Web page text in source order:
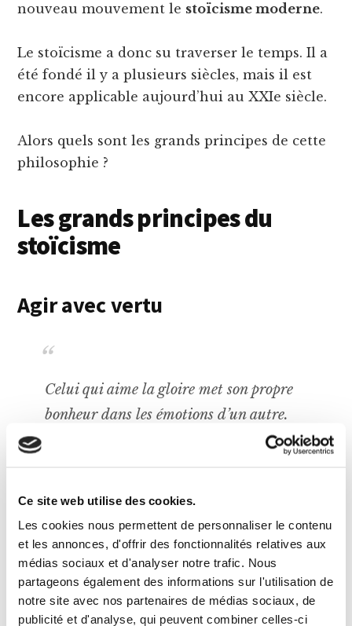
Ce site web utilise des cookies.
Les cookies nous permettent de personnaliser le contenu
et les annonces, d'offrir des fonctionnalités relatives aux
médias sociaux et d'analyser notre trafic. Nous
partageons également des informations sur l'utilisation de
notre site avec nos partenaires de médias sociaux, de
publicité et d'analyse, qui peuvent combiner celles-ci
nouveau mouvement le stoïcisme moderne.
Le stoïcisme a donc su traverser le temps. Il a
été fondé il y a plusieurs siècles, mais il est
encore applicable aujourd’hui au XXIe siècle.
Alors quels sont les grands principes de cette
philosophie ?
Les grands principes du
stoïcisme
Agir avec vertu
Celui qui aime la gloire met son propre
bonheur dans les émotions d’un autre.
MARC AURÈLE
Le stoïcisme nous rappelle que l’on trouve le
bonheur non pas dans la gloire et les plaisirs,